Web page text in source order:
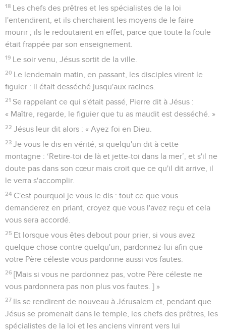
18 Les chefs des prêtres et les spécialistes de la loi
l'entendirent, et ils cherchaient les moyens de le faire
mourir ; ils le redoutaient en effet, parce que toute la foule
était frappée par son enseignement.
19 Le soir venu, Jésus sortit de la ville.
20 Le lendemain matin, en passant, les disciples virent le
figuier : il était desséché jusqu'aux racines.
21 Se rappelant ce qui s'était passé, Pierre dit à Jésus :
« Maître, regarde, le figuier que tu as maudit est desséché. »
22 Jésus leur dit alors : « Ayez foi en Dieu.
23 Je vous le dis en vérité, si quelqu'un dit à cette
montagne : ‘Retire-toi de là et jette-toi dans la mer’, et s'il ne
doute pas dans son cœur mais croit que ce qu'il dit arrive, il
le verra s'accomplir.
24 C'est pourquoi je vous le dis : tout ce que vous
demanderez en priant, croyez que vous l'avez reçu et cela
vous sera accordé.
25 Et lorsque vous êtes debout pour prier, si vous avez
quelque chose contre quelqu'un, pardonnez-lui afin que
votre Père céleste vous pardonne aussi vos fautes.
26 [Mais si vous ne pardonnez pas, votre Père céleste ne
vous pardonnera pas non plus vos fautes. ] »
27 Ils se rendirent de nouveau à Jérusalem et, pendant que
Jésus se promenait dans le temple, les chefs des prêtres, les
spécialistes de la loi et les anciens vinrent vers lui